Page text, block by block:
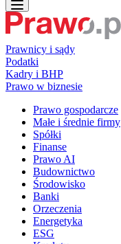
Prawnicy i sądy
Podatki
Kadry i BHP
Prawo w biznesie
Prawo gospodarcze
Małe i średnie firmy
Spółki
Finanse
Prawo AI
Budownictwo
Środowisko
Banki
Orzeczenia
Energetyka
ESG